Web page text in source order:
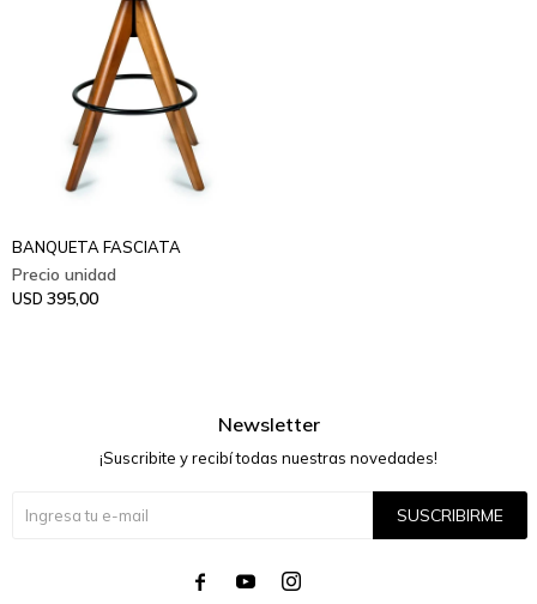
BANQUETA FASCIATA
USD 395,00
Newsletter
¡Suscribite y recibí todas nuestras novedades!
SUSCRIBIRME
  